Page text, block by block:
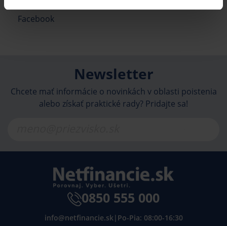
Sociálne siete
Facebook
Newsletter
Chcete mať informácie o novinkách v oblasti poistenia
alebo získať praktické rady? Pridajte sa!
0850 555 000
info@netfinancie.sk| Po-Pia: 08:00-16:30